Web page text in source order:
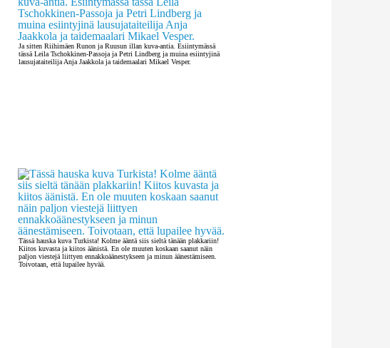
Ja sitten Riihimäen Runon ja Ruusun illan kuva-antia. Esiintymässä
tässä Leila Tschokkinen-Passoja ja Petri Lindberg ja muina esiintyjinä
lausujataiteilija Anja Jaakkola ja taidemaalari Mikael Vesper.
Tässä hauska kuva Turkista! Kolme ääntä siis sieltä tänään plakkariin!
Kiitos kuvasta ja kiitos äänistä. En ole muuten koskaan saanut näin
paljon viestejä liittyen ennakkoäänestykseen ja minun äänestämiseen.
Toivotaan, että lupailee hyvää.